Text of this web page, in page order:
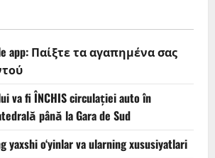
app: Παίξτε τα αγαπημένα σας
va fi ÎNCHIS circulației auto în
până la Gara de Sud
yaxshi o‘yinlar va ularning xususiyatlari